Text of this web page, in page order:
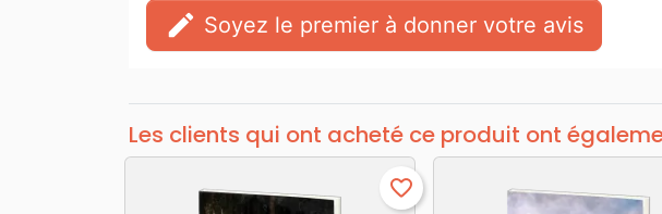
edit Soyez le premier à donner votre avis
Les clients qui ont acheté ce produit ont
favorite_border